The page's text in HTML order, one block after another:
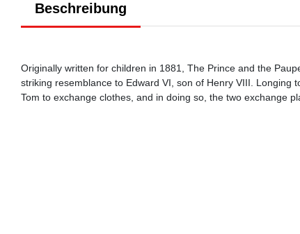
Beschreibung
Originally written for children in 1881, The Prince and the
striking resemblance to Edward VI, son of Henry VIII.
Tom to exchange clothes, and in doing so, the two exchange